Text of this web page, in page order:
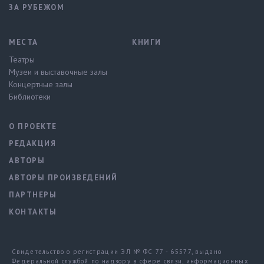
ЗА РУБЕЖОМ
МЕСТА
Театры
Музеи и выставочные залы
Концертные залы
Библиотеки
КНИГИ
О ПРОЕКТЕ
РЕДАКЦИЯ
АВТОРЫ
АВТОРЫ ПРОИЗВЕДЕНИЙ
ПАРТНЕРЫ
КОНТАКТЫ
Свидетельство о регистрации ЭЛ № ФС 77 - 65577, выдано
Федеральной службой по надзору в сфере связи, информационных